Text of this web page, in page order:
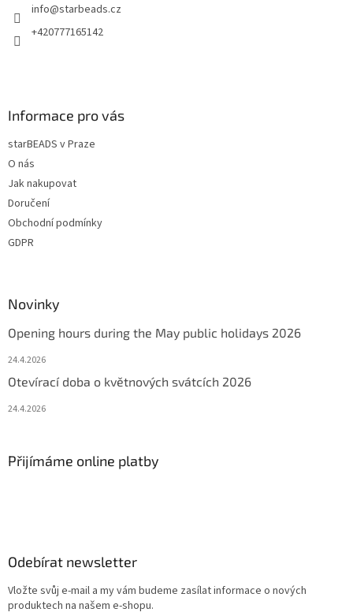
info@starbeads.cz
+420777165142
Informace pro vás
starBEADS v Praze
O nás
Jak nakupovat
Doručení
Obchodní podmínky
GDPR
Novinky
Opening hours during the May public holidays 2026
24.4.2026
Otevírací doba o květnových svátcích 2026
24.4.2026
Přijímáme online platby
Odebírat newsletter
Vložte svůj e-mail a my vám budeme zasílat informace o nových
produktech na našem e-shopu.